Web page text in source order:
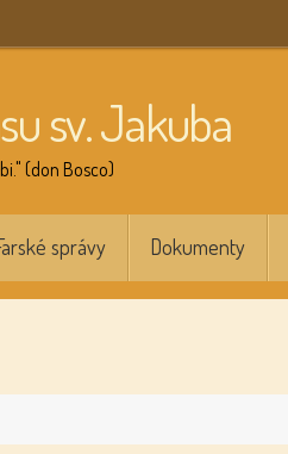
sv. Jakuba
(don Bosco)
správy Dokumenty